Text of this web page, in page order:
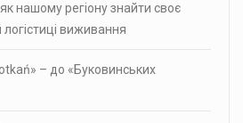
нашому регіону знайти своє
логістиці виживання
– до «Буковинських